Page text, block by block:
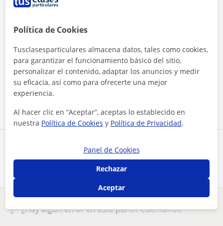
Comparte a este profesor
Al hacer clic, aceptas nuestro
¿Hay algún error en este perfil?Cuéntanos
Política de Cookies
Tusclasesparticulares almacena datos, tales como cookies,
para garantizar el funcionamiento básico del sitio,
personalizar el contenido, adaptar los anuncios y medir
su eficacia, así como para ofrecerte una mejor
experiencia.
Al hacer clic en “Aceptar”, aceptas lo establecido en
nuestra Política de Cookies y Política de Privacidad.
Panel de Cookies
Rechazar
Aceptar